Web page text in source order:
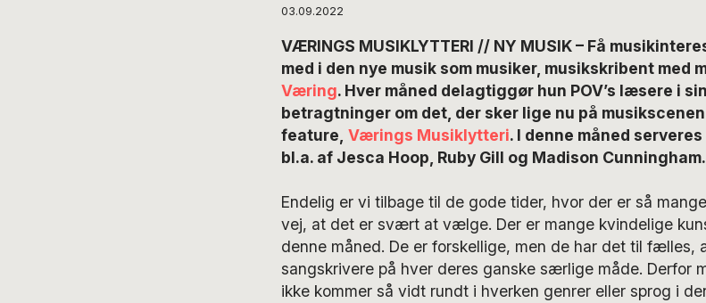
03.09.2022
VÆRINGS MUSIKLYTTERI // NY MUSIK – Få
med i den nye musik som musiker, musikskribent med
Væring. Hver måned delagtiggør hun POV’s læsere i
betragtninger om det, der sker lige nu på
feature, Værings Musiklytteri. I denne måned
bl.a. af Jesca Hoop, Ruby Gill og Madison Cunningham.
Endelig er vi tilbage til de gode tider, hvor der er så
vej, at det er svært at vælge. Der er mange kvindelige
denne måned. De er forskellige, men de har det til fælles,
sangskrivere på hver deres ganske særlige måde. Derfor
ikke kommer så vidt rundt i hverken genrer eller sprog i